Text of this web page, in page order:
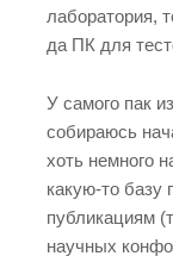
лаборатория,
да ПК для
У самого пак
собираюсь
хоть немного
какую-то базу
публикациям
научных